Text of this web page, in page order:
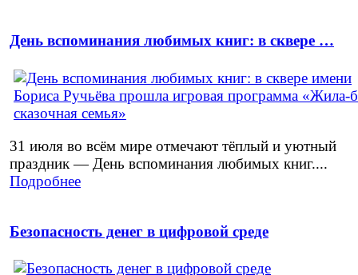
День вспоминания любимых книг: в сквере …
31 июля во всём мире отмечают тёплый и уютный
праздник — День вспоминания любимых книг....
Подробнее
Безопасность денег в цифровой среде